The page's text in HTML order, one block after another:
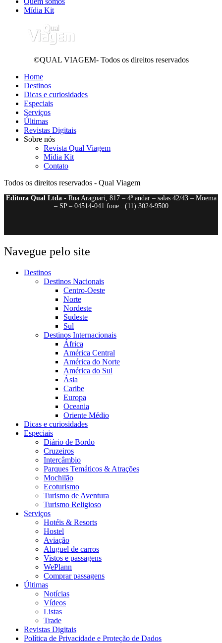
Mídia Kit
©QUAL VIAGEM- Todos os direitos reservados
Home
Destinos
Dicas e curiosidades
Especiais
Serviços
Últimas
Revistas Digitais
Sobre nós
Revista Qual Viagem
Mídia Kit
Contato
Todos os direitos reservados - Qual Viagem
Editora Qual Ltda- Rua Araguari, 817 – 4º andar – salas 42/43 – Moema
– SP – 04514-041 fone : (11) 3024-9500
Navegue pelo site
Destinos
Destinos Nacionais
Centro-Oeste
Norte
Nordeste
Sudeste
Sul
Destinos Internacionais
África
América Central
América do Norte
América do Sul
Ásia
Caribe
Europa
Oceania
Oriente Médio
Dicas e curiosidades
Especiais
Diário de Bordo
Cruzeiros
Intercâmbio
Parques Temáticos & Atrações
Mochilão
Ecoturismo
Turismo de Aventura
Turismo Religioso
Serviços
Hotéis & Resorts
Hostel
Aviação
Aluguel de carros
Vistos e passagens
WePlann
Comprar passagens
Últimas
Notícias
Vídeos
Listas
Trade
Revistas Digitais
Política de Privacidade e Proteção de Dados